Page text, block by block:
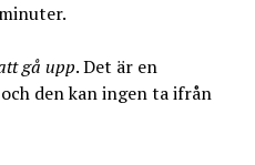
gå upp. Det är en
den kan ingen ta ifrån